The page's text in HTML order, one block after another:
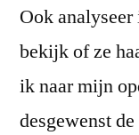
Ook
bekijk of ze
ik naar mijn
desgewenst